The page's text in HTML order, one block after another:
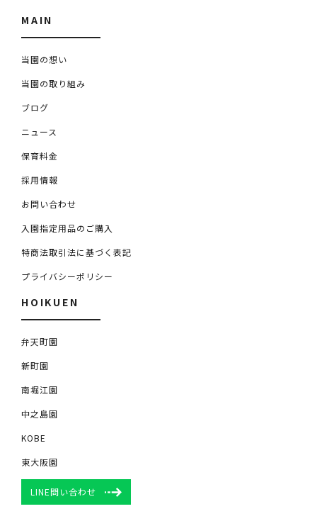
MAIN
当園の想い
当園の取り組み
ブログ
ニュース
保育料金
採用情報
お問い合わせ
入園指定用品のご購入
特商法取引法に基づく表記
プライバシーポリシー
HOIKUEN
弁天町園
新町園
南堀江園
中之島園
KOBE
東大阪園
LINE問い合わせ